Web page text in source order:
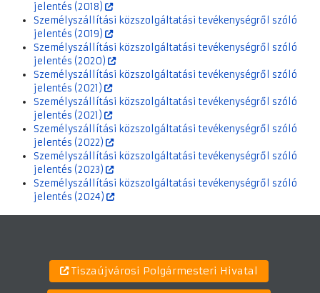
jelentés (2018)
Személyszállítási közszolgáltatási tevékenységről szóló
jelentés (2019)
Személyszállítási közszolgáltatási tevékenységről szóló
jelentés (2020)
Személyszállítási közszolgáltatási tevékenységről szóló
jelentés (2021)
Személyszállítási közszolgáltatási tevékenységről szóló
jelentés (2021)
Személyszállítási közszolgáltatási tevékenységről szóló
jelentés (2022)
Személyszállítási közszolgáltatási tevékenységről szóló
jelentés (2023)
Személyszállítási közszolgáltatási tevékenységről szóló
jelentés (2024)
Tiszaújvárosi Polgármesteri Hivatal